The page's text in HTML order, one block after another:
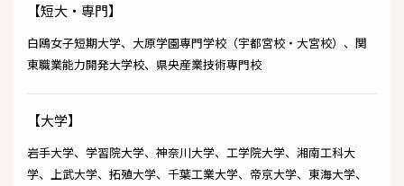
【短大・専門】
白鴎女子短期大学、大原学園専門学校（宇都宮校・大宮校）、関
東職業能力開発大学校、県央産業技術専門校
【大学】
岩手大学、学習院大学、神奈川大学、工学院大学、湘南工科大
学、上武大学、拓殖大学、千葉工業大学、帝京大学、東海大学、